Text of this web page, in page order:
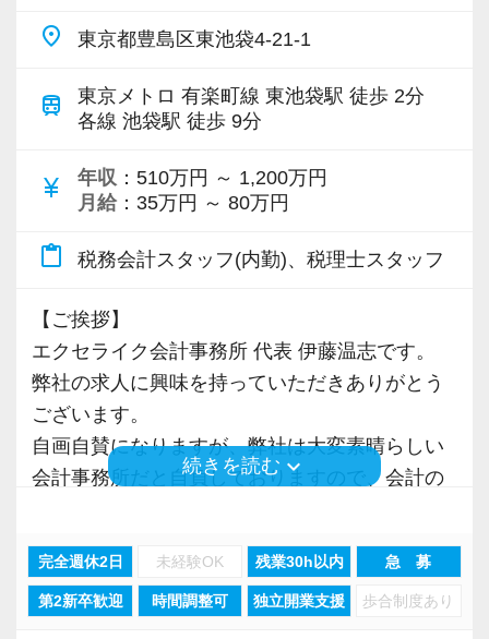
ない！」
こんなお悩みを持っている方はぜひ当法人へお
越しください！
≪科目合格者・受験生の資格取得は全力で応援
資格が全てではありませんが、税理士という資
です。
科目合格者の方には、ぜひ税理士資格の取得を
していただきたいと思います。
待遇としても資格を取得していただいた方には
給与テーブルや資格手当で年収は600万円以上に
も多いです。
その分だけ難易度の高い資格ではありますが、
当事務所も資格取得に向けた協力は惜しみませ
弊社の尋常ならぬ生産性の高さは、徹底的した
サプライチェーンマネジメントにより実現して
資料の回収から申告書の提出までの過程をデジ
タルデータでシームレスに繋げ、これに会計シ
ステム、業務管理システムを必要に応じて介在
させる事により極めてスムーズな供給が出来る
この業界は非常に特殊な業界です。クライアン
トは受けきれないほど存在するのに対して深刻
な人材難が続きます。
これに対抗するには生産性を向上するほかない
のは明らかなのに、未だ労働集約的な体質を改
またスタッフに多くの還元を行うには、事業に
おいて高い生産性を実現していることが大前提
です。
place 東京都豊島区東池袋4-21-1
train
東京メトロ 有楽町線 東池袋駅 徒歩 2分
各線 池袋駅 徒歩 9分
currency_yen 年収 ：510万円 ～ 1,200万円
月給 ：35万円 ～ 80万円
content_paste 税務会計スタッフ(内勤)、税理士スタッフ
【ご挨拶】
エクセライク会計事務所 代表 伊藤温志です。
弊社の求人に興味を持っていただきありがとう
ございます。
自画自賛になりますが、弊社は大変素晴らしい
会計事務所だと自負しておりますので、会計の
を検討していただければと思います。
「税理士事務所の働き方を大きく前進」させ
続きを読む keyboard_arrow_down
完全週休2日 未経験OK 残業30h以内 急 募
第2新卒歓迎 時間調整可 独立開業支援 歩合制度あり